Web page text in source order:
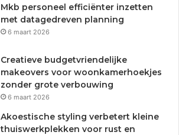
Mkb personeel efficiënter inzetten
met datagedreven planning
6 maart 2026
Creatieve budgetvriendelijke
makeovers voor woonkamerhoekjes
zonder grote verbouwing
6 maart 2026
Akoestische styling verbetert kleine
thuiswerkplekken voor rust en